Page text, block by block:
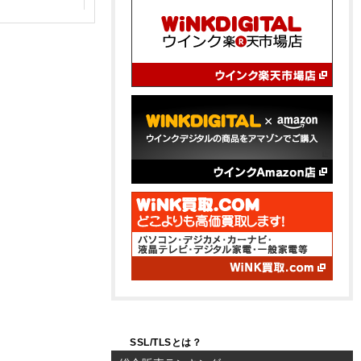
SSL/TLSとは？